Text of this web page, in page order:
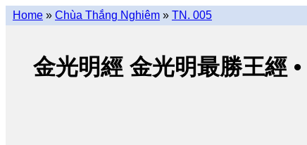
Home » Chùa Thắng Nghiêm » TN. 005
金光明經 金光明最勝王